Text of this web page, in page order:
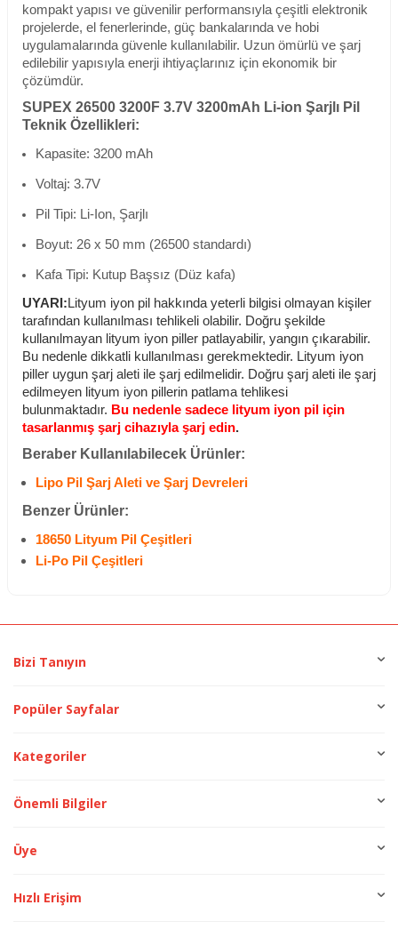
kompakt yapısı ve güvenilir performansıyla çeşitli elektronik
projelerde, el fenerlerinde, güç bankalarında ve hobi
uygulamalarında güvenle kullanılabilir. Uzun ömürlü ve şarj
edilebilir yapısıyla enerji ihtiyaçlarınız için ekonomik bir
çözümdür.
SUPEX 26500 3200F 3.7V 3200mAh Li-ion Şarjlı Pil
Teknik Özellikleri:
Kapasite: 3200 mAh
Voltaj: 3.7V
Pil Tipi: Li-Ion, Şarjlı
Boyut: 26 x 50 mm (26500 standardı)
Kafa Tipi: Kutup Başsız (Düz kafa)
UYARI:Lityum iyon pil hakkında yeterli bilgisi olmayan kişiler
tarafından kullanılması tehlikeli olabilir. Doğru şekilde
kullanılmayan lityum iyon piller patlayabilir, yangın çıkarabilir.
Bu nedenle dikkatli kullanılması gerekmektedir. Lityum iyon
piller uygun şarj aleti ile şarj edilmelidir. Doğru şarj aleti ile şarj
edilmeyen lityum iyon pillerin patlama tehlikesi
bulunmaktadır. Bu nedenle sadece lityum iyon pil için
tasarlanmış şarj cihazıyla şarj edin.
Beraber Kullanılabilecek Ürünler:
Lipo Pil Şarj Aleti ve Şarj Devreleri
Benzer Ürünler:
18650 Lityum Pil Çeşitleri
Li-Po Pil Çeşitleri
Bizi Tanıyın
Popüler Sayfalar
Kategoriler
Önemli Bilgiler
Üye
Hızlı Erişim